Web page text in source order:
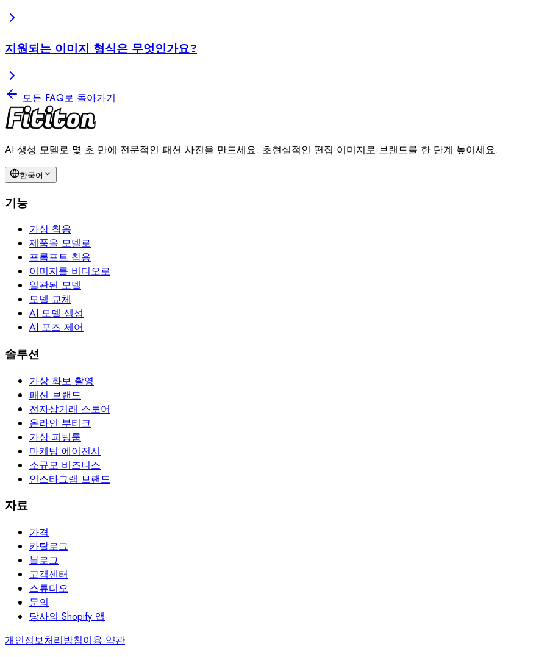
지원되는 이미지 형식은 무엇인가요?
모든 FAQ로 돌아가기
AI 생성 모델로 몇 초 만에 전문적인 패션 사진을 만드세요. 초현실적인 편집 이미지로 브랜드를 한 단계 높이세요.
한국어
기능
가상 착용
제품을 모델로
프롬프트 착용
이미지를 비디오로
일관된 모델
모델 교체
AI 모델 생성
AI 포즈 제어
솔루션
가상 화보 촬영
패션 브랜드
전자상거래 스토어
온라인 부티크
가상 피팅룸
마케팅 에이전시
소규모 비즈니스
인스타그램 브랜드
자료
가격
카탈로그
블로그
고객센터
스튜디오
문의
당사의 Shopify 앱
개인정보처리방침이용 약관